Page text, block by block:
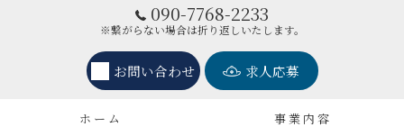
090-7768-2233
※繋がらない場合は折り返しいたします。
お問い合わせ 求人応募
ホーム 事業内容